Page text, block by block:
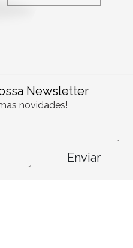
Newsletter
novidades!
Enviar